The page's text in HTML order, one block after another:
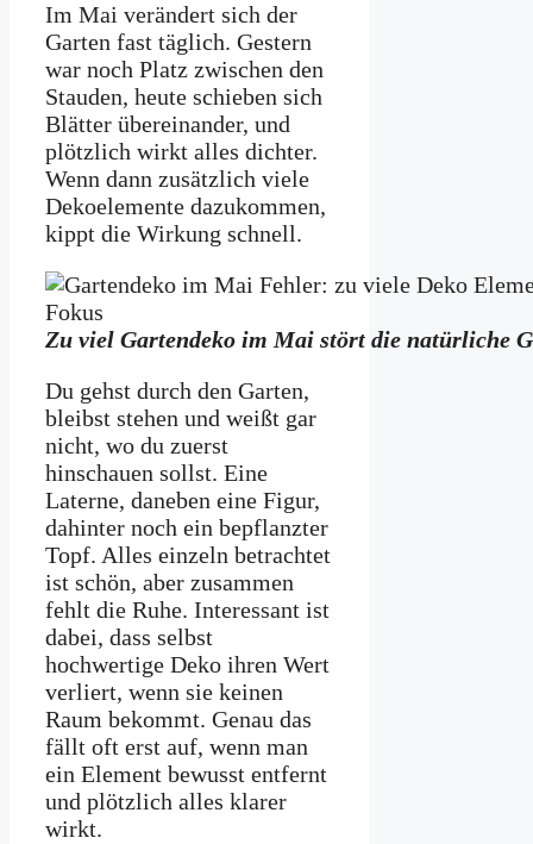
Im Mai verändert sich der
Garten fast täglich. Gestern
war noch Platz zwischen den
Stauden, heute schieben sich
Blätter übereinander, und
plötzlich wirkt alles dichter.
Wenn dann zusätzlich viele
Dekoelemente dazukommen,
kippt die Wirkung schnell.
Zu viel Gartendeko im Mai stört die natürliche
Du gehst durch den Garten,
bleibst stehen und weißt gar
nicht, wo du zuerst
hinschauen sollst. Eine
Laterne, daneben eine Figur,
dahinter noch ein bepflanzter
Topf. Alles einzeln betrachtet
ist schön, aber zusammen
fehlt die Ruhe. Interessant ist
dabei, dass selbst
hochwertige Deko ihren Wert
verliert, wenn sie keinen
Raum bekommt. Genau das
fällt oft erst auf, wenn man
ein Element bewusst entfernt
und plötzlich alles klarer
wirkt.